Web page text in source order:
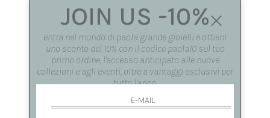
JOIN US -10%
entra nel mondo di paola grande gioielli e ottieni
uno sconto del 10% con il codice paola10 sul tuo
primo ordine, l'accesso anticipato alle nuove
collezioni e agli eventi, oltre a vantaggi esclusivi per
tutto l'anno.